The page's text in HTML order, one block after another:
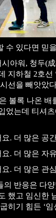
수 있다면 믿
아워, 청두(
지하철 2호
선을 빼앗았
볼록 나온
었는데 티셔
. 더 많은 공
. 더 많은 자
. 더 많은 관
반응은 다
했고 임신한
히기 힘든 ‘